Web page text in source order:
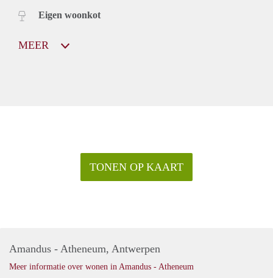
Eigen woonkot
MEER
TONEN OP KAART
Amandus - Atheneum, Antwerpen
Meer informatie over wonen in Amandus - Atheneum